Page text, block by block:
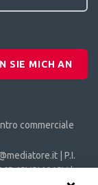
SIE MICH AN
commerciale
| P.I.
|